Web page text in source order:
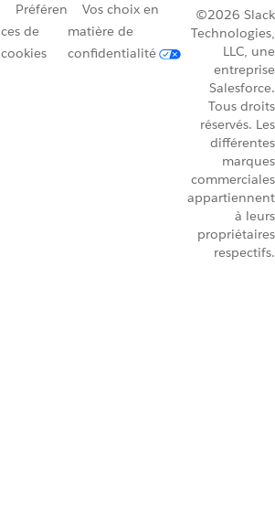
Préféren
ces de
cookies
Vos choix en
matière de
confidentialité
©2026 Slack
Technologies,
LLC, une
entreprise
Salesforce.
Tous droits
réservés. Les
différentes
marques
commerciales
appartiennent
à leurs
propriétaires
respectifs.